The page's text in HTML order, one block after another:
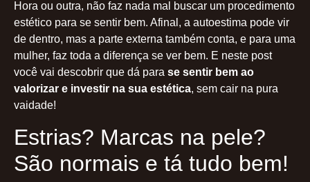
Hora ou outra, não faz nada mal buscar um procedimento
estético para se sentir bem. Afinal, a autoestima pode vir
de dentro, mas a parte externa também conta, e para uma
mulher, faz toda a diferença se ver bem. E neste post
você vai descobrir que dá para se sentir bem ao
valorizar e investir na sua estética, sem cair na pura
vaidade!
Estrias? Marcas na pele?
São normais e tá tudo bem!